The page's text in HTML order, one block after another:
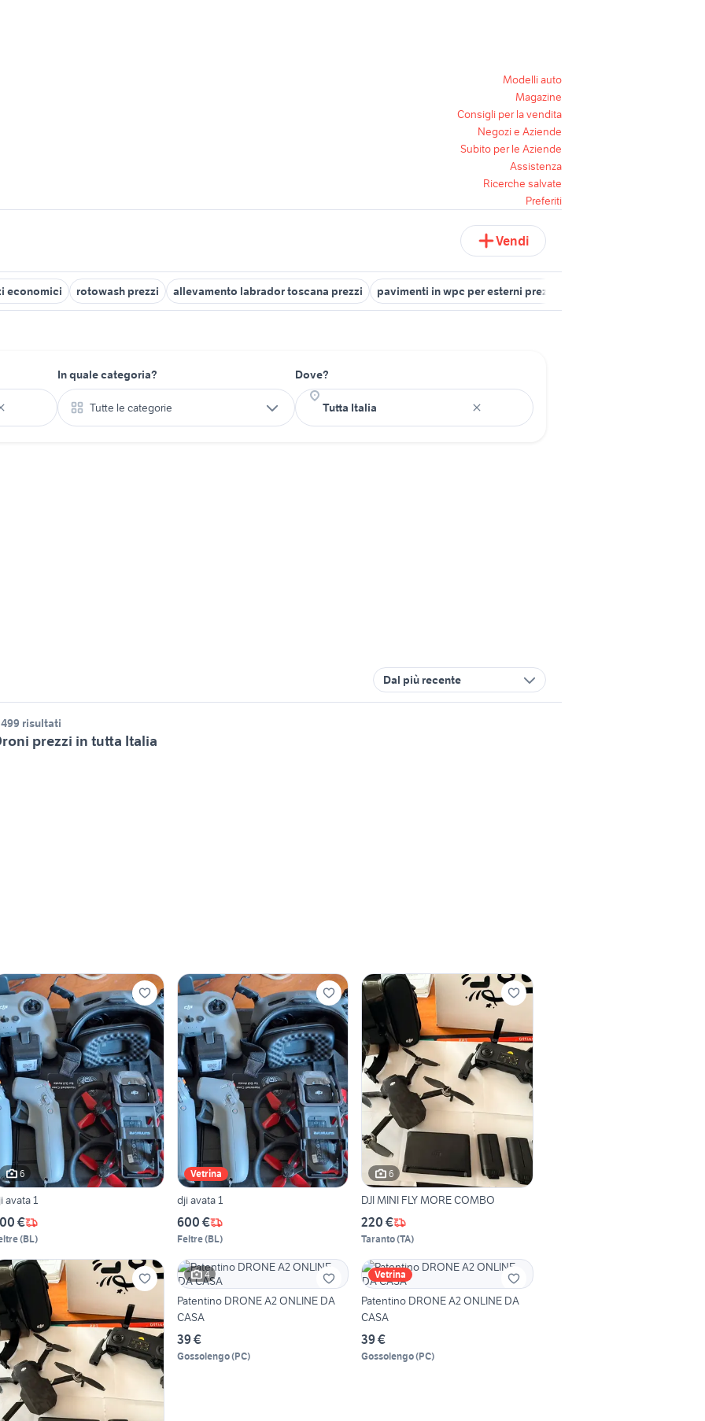
Modelli auto
Magazine
Consigli per la vendita
Negozi e Aziende
Subito per le Aziende
Assistenza
Ricerche salvate
Preferiti
Vendi
economici rotowash prezzi allevamento labrador toscana prezzi pavimenti in wpc per esterni prezzi
In quale categoria?
Tutte le categorie
Dove?
Dal più recente
risultati
prezzi in tutta Italia
6
avata 1
€
(BL)
Vetrina
dji avata 1
600 €
Feltre(BL)
6
DJI MINI FLY MORE COMBO
220 €
Taranto(TA)
4
Patentino DRONE A2 ONLINE DA
CASA
39 €
Gossolengo(PC)
Vetrina
Patentino DRONE A2 ONLINE DA
CASA
39 €
Gossolengo(PC)